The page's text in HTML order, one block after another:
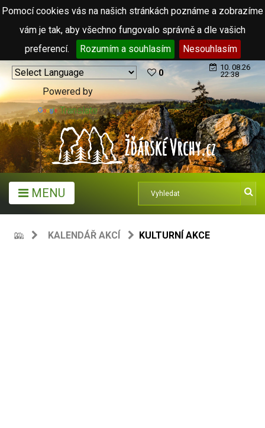
Pomocí cookies vás na našich stránkách poznáme a zobrazíme
vám je tak, aby všechno fungovalo správně a dle vašich
preferencí.
Rozumím a souhlasím Nesouhlasím
Powered by
Translate
0
10. 08.26
22:38
MENU
KALENDÁŘ AKCÍ KULTURNÍ AKCE